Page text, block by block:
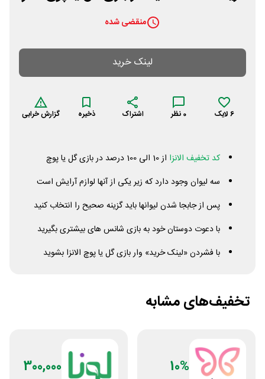
منقضی شده
لینک خرید
6 لایک 0 نظر اشتراک ذخیره گزارش خرابی
کد تخفیف الانزا از 10 الی 100 درصد در بازی گل یا پوچ
سه لیوان وجود دارد که زیر یکی از آنها لوازم آرایش است
پس از جابجا شدن لیوانها باید گزینه صحیح را انتخاب کنید
با دعوت دوستان خود به بازی شانس های بیشتری بگیرید
با فشردن «لینک خرید» وار بازی گل یا پوچ الانزا بشوید
تخفیف‌های مشابه
10%
300,000